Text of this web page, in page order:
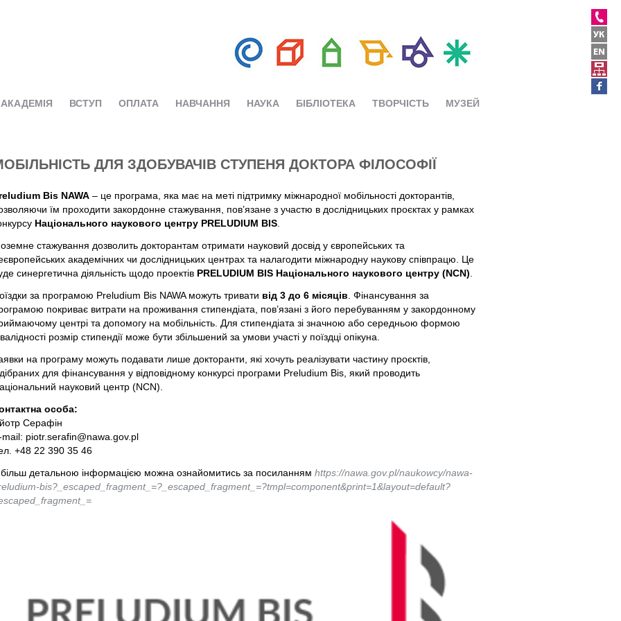
АКАДЕМІЯ ВСТУП ОПЛАТА НАВЧАННЯ НАУКА БІБЛІОТЕКА ТВОРЧІСТЬ МУЗЕЙ
ДЛЯ ЗДОБУВАЧІВ СТУПЕНЯ ДОКТОРА ФІЛОСОФІЇ
Bis NAWA – це програма, яка має на меті підтримку міжнародної мобільності докторантів,
їм проходити закордонне стажування, пов’язане з участю в дослідницьких проєктах у рамках
Національного наукового центру PRELUDIUM BIS
стажування дозволить докторантам отримати науковий досвід у європейських та
академічних чи дослідницьких центрах та налагодити міжнародну наукову співпрацю. Це
синергетична діяльність щодо проектів PRELUDIUM BIS Національного наукового центру (NCN)
за програмою Preludium Bis NAWA можуть тривати від 3 до 6 місяців . Фінансування за
покриває витрати на проживання стипендіата, пов’язані з його перебуванням у закордонному
центрі та допомогу на мобільність. Для стипендіата зі значною або середньою формою
розмір стипендії може бути збільшений за умови участі у поїздці опікуна.
на програму можуть подавати лише докторанти, які хочуть реалізувати частину проєктів,
для фінансування у відповідному конкурсі програми Preludium Bis, який проводить
науковий центр (NCN).
особа:
Серафін
mail: piotr.serafin@nawa.gov.pl
+48 22 390 35 46
детальною інформацією можна ознайомитись за посиланням https://nawa.gov.pl/naukowcy/nawa-
bis?_escaped_fragment_=?_escaped_fragment_=?tmpl=component&print=1&layout=default?